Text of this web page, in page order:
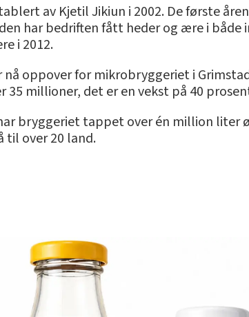
av Kjetil Jikiun i 2002. De første
har bedriften fått heder og ære i
i 2012.
oppover for mikrobryggeriet i
35 millioner, det er en vekst på 40
bryggeriet tappet over én million liter
til over 20 land.